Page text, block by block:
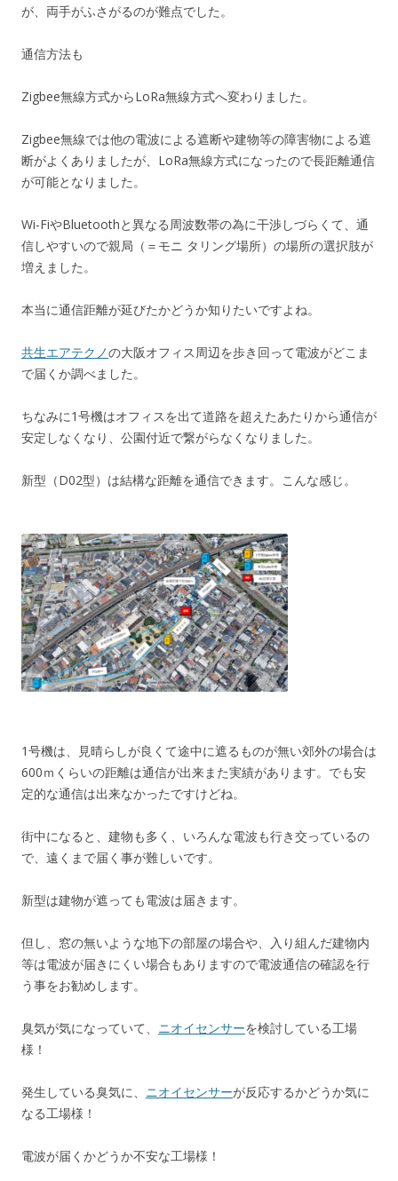
が、両手がふさがるのが難点でした。
通信方法も
Zigbee無線方式からLoRa無線方式へ変わりました。
Zigbee無線では他の電波による遮断や建物等の障害物による遮
断がよくありましたが、LoRa無線方式になったので長距離通信
が可能となりました。
Wi-FiやBluetoothと異なる周波数帯の為に干渉しづらくて、通
信しやすいので親局（＝モニ タリング場所）の場所の選択肢が
増えました。
本当に通信距離が延びたかどうか知りたいですよね。
共生エアテクノの大阪オフィス周辺を歩き回って電波がどこま
で届くか調べました。
ちなみに1号機はオフィスを出て道路を超えたあたりから通信が
安定しなくなり、公園付近で繋がらなくなりました。
新型（D02型）は結構な距離を通信できます。こんな感じ。
1号機は、見晴らしが良くて途中に遮るものが無い郊外の場合は
600ｍくらいの距離は通信が出来また実績があります。でも安
定的な通信は出来なかったですけどね。
街中になると、建物も多く、いろんな電波も行き交っているの
で、遠くまで届く事が難しいです。
新型は建物が遮っても電波は届きます。
但し、窓の無いような地下の部屋の場合や、入り組んだ建物内
等は電波が届きにくい場合もありますので電波通信の確認を行
う事をお勧めします。
臭気が気になっていて、 ニオイセンサーを検討している工場
様！
発生している臭気に、 ニオイセンサーが反応するかどうか気に
なる工場様！
電波が届くかどうか不安な工場様！